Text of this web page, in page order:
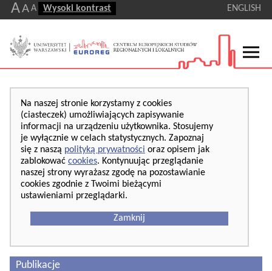
AA A Wysoki kontrast ENGLISH
Na naszej stronie korzystamy z cookies
(ciasteczek) umożliwiających zapisywanie
informacji na urządzeniu użytkownika. Stosujemy
je wyłącznie w celach statystycznych. Zapoznaj
się z naszą polityką prywatności oraz opisem jak
zablokować cookies. Kontynuując przeglądanie
naszej strony wyrażasz zgodę na pozostawianie
cookies zgodnie z Twoimi bieżącymi
ustawieniami przeglądarki.
Zamknij
Publikacje